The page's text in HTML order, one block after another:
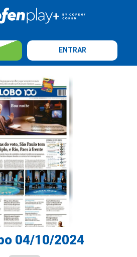
ENTRAR
04/10/2024